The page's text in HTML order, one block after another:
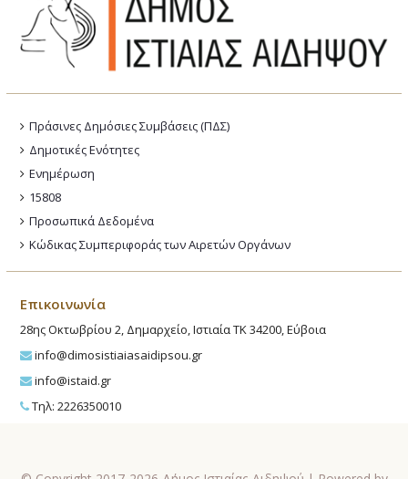
Πράσινες Δημόσιες Συμβάσεις (ΠΔΣ)
Δημοτικές Ενότητες
Ενημέρωση
15808
Προσωπικά Δεδομένα
Κώδικας Συμπεριφοράς των Αιρετών Οργάνων
Επικοινωνία
28ης Οκτωβρίου 2, Δημαρχείο, Ιστιαία ΤΚ 34200, Εύβοια
info@dimosistiaiasaidipsou.gr
info@istaid.gr
Τηλ: 2226350010